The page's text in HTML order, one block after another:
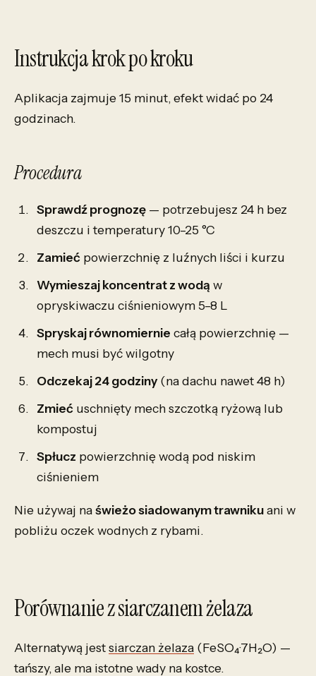
Instrukcja krok po kroku
Aplikacja zajmuje 15 minut, efekt widać po 24
godzinach.
Procedura
Sprawdź prognozę — potrzebujesz 24 h bez
deszczu i temperatury 10–25 °C
Zamieć powierzchnię z luźnych liści i kurzu
Wymieszaj koncentrat z wodą w
opryskiwaczu ciśnieniowym 5–8 L
Spryskaj równomiernie całą powierzchnię —
mech musi być wilgotny
Odczekaj 24 godziny(na dachu nawet 48 h)
Zmieć uschnięty mech szczotką ryżową lub
kompostuj
Spłucz powierzchnię wodą pod niskim
ciśnieniem
Nie używaj naświeżo siadowanym trawnikuani w
pobliżu oczek wodnych z rybami.
Porównanie z siarczanem żelaza
Alternatywą jestsiarczan żelaza (FeSO₄·7H₂O) —
tańszy, ale ma istotne wady na kostce.